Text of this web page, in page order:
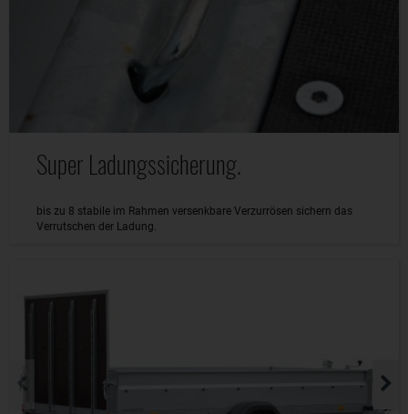
Super Ladungssicherung.
bis zu 8 stabile im Rahmen versenkbare Verzurrösen sichern das
Verrutschen der Ladung.